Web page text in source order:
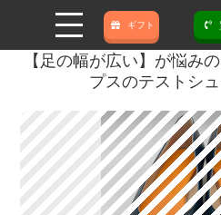
ギフト
【足の幅が広い】が悩み
プスのテストシュ